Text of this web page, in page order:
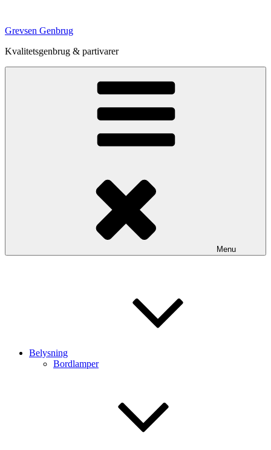
indhold
Grevsen Genbrug
Kvalitetsgenbrug & partivarer
Menu
Belysning
Bordlamper